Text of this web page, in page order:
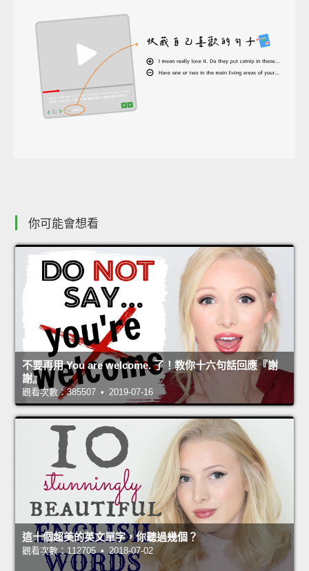
你可能會想看
不要再用 You are welcome. 了！教你十六句話回應『謝
謝』
觀看次數：385507 • 2019-07-16
這十個超美的英文單字，你聽過幾個？
觀看次數：112705 • 2018-07-02